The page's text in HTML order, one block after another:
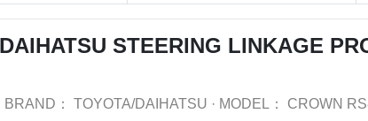
STEERING LINKAGE
BRAND： TOYOTA/DAIHATSU · MODEL： CROWN